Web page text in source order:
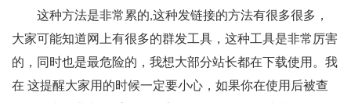
这种方法是非常累的,这种发链接的方法有很多很多，
大家可能知道网上有很多的群发工具，这种工具是非常厉害
的，同时也是最危险的，我想大部分站长都在下载使用。我
在 这提醒大家用的时候一定要小心，如果你在使用后被查